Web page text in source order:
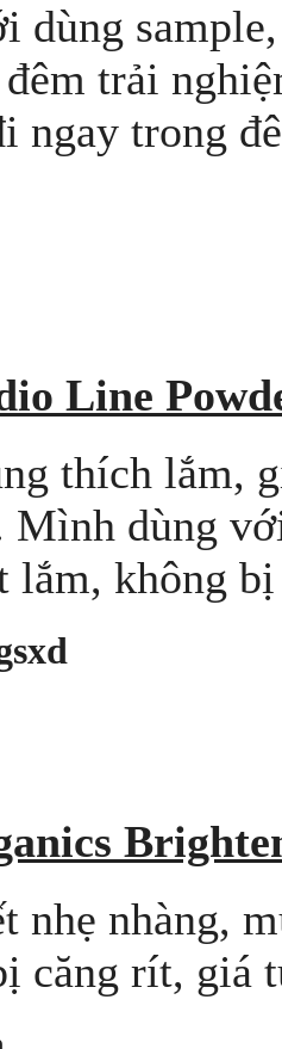
dùng
trải
ngay trong
Line
thích lắm,
Mình dùng
lắm, không
nhẹ nhàng,
căng rít, giá